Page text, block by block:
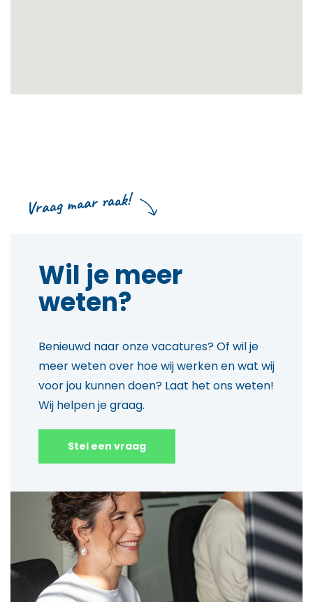
Vraag maar raak!
Wil je meer
weten?
Benieuwd naar onze vacatures? Of wil je
meer weten over hoe wij werken en wat wij
voor jou kunnen doen? Laat het ons weten!
Wij helpen je graag.
Stel een vraag